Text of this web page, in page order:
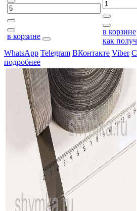
в корзине
в корзине
как
WhatsApp Telegram ВКонтакте Viber
подробнее